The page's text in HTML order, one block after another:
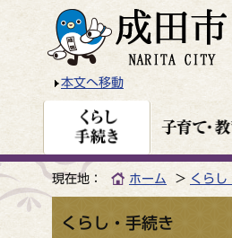
本文へ移動
現在地： ホーム くらし
くらし・手続き